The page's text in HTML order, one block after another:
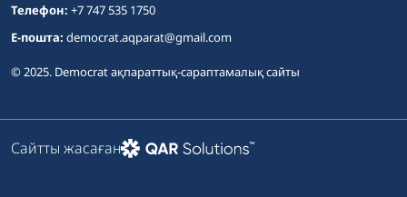
Телефон: +7 747 535 1750
E-пошта: democrat.aqparat@gmail.com
© 2025. Democrat ақпараттық-сараптамалық сайты
Сайтты жасаған